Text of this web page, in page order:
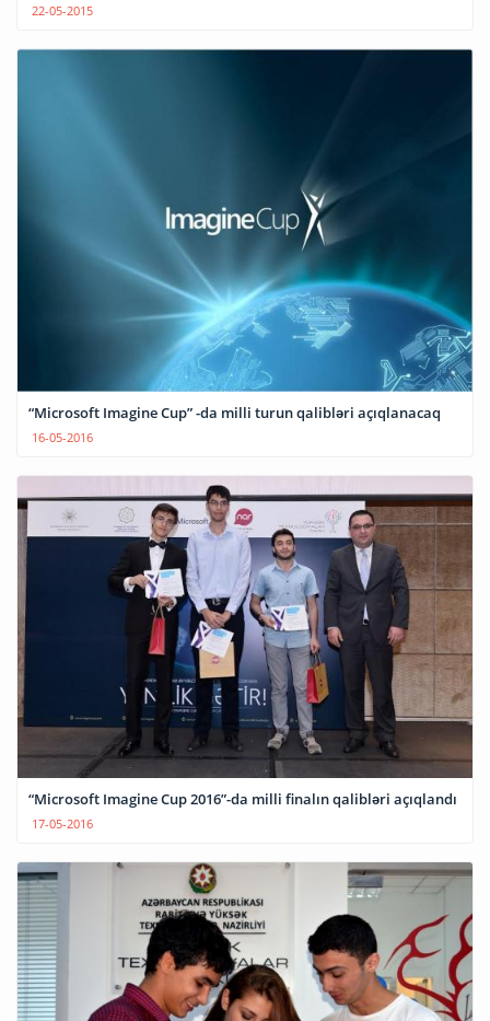
22-05-2015
“Microsoft Imagine Cup” -da milli turun qalibləri açıqlanacaq
16-05-2016
“Microsoft Imagine Cup 2016”-da milli finalın qalibləri açıqlandı
17-05-2016